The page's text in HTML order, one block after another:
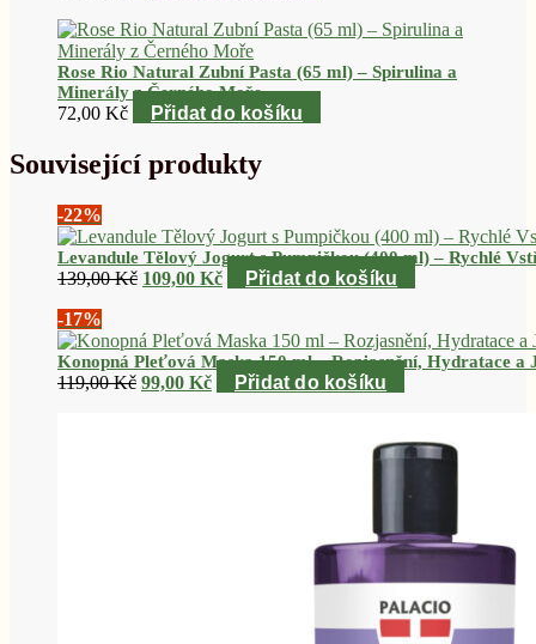
Rose Rio Natural Zubní Pasta (65 ml) – Spirulina a
Minerály z Černého Moře
72,00 Kč Přidat do košíku
Související produkty
-22%
Levandule Tělový Jogurt s Pumpičkou (400 ml) – Rychlé
139,00Kč Původní
139,00 Kč.
109,00 KčAktuální
109,00 Kč.
Přidat do košíku
-17%
Konopná Pleťová Maska 150 ml – Rozjasnění, Hydratace a
119,00Kč Původní
99,00 KčAktuální
Přidat do košíku